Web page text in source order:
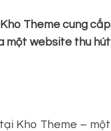
Theme cung cấp
một website thu hút
Kho Theme – một